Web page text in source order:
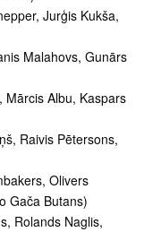
Jurģis Kukša,
Malahovs, Gunārs
Mārcis Albu, Kaspars
Raivis Pētersons,
Olivers
Gača Butans)
Rolands Naglis,